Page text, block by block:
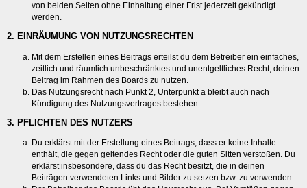
von beiden Seiten ohne Einhaltung einer Frist jederzeit gekündigt
werden.
2. EINRÄUMUNG VON NUTZUNGSRECHTEN
Mit dem Erstellen eines Beitrags erteilst du dem Betreiber ein einfaches,
zeitlich und räumlich unbeschränktes und unentgeltliches Recht, deinen
Beitrag im Rahmen des Boards zu nutzen.
Das Nutzungsrecht nach Punkt 2, Unterpunkt a bleibt auch nach
Kündigung des Nutzungsvertrages bestehen.
3. PFLICHTEN DES NUTZERS
Du erklärst mit der Erstellung eines Beitrags, dass er keine Inhalte
enthält, die gegen geltendes Recht oder die guten Sitten verstoßen. Du
erklärst insbesondere, dass du das Recht besitzt, die in deinen
Beiträgen verwendeten Links und Bilder zu setzen bzw. zu verwenden.